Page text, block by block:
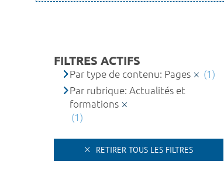
FILTRES ACTIFS
Par type de contenu: Pages
(1)
Par rubrique: Actualités et
formations
(1)
RETIRER TOUS LES FILTRES